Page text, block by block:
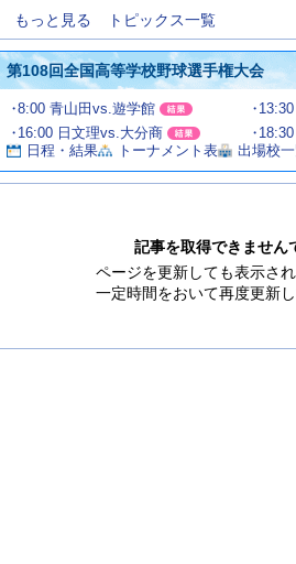
もっと見る トピックス一覧
第108回全国高等学校野球選手権大会
試
合
情
報
8:00 青山田vs.遊学館
16:00 日文理vs.大分商
日程・結果
トーナメント表 出場校
お
す
記事を取得できません
ページを更新しても表示され
一定時間をおいて再度更新し